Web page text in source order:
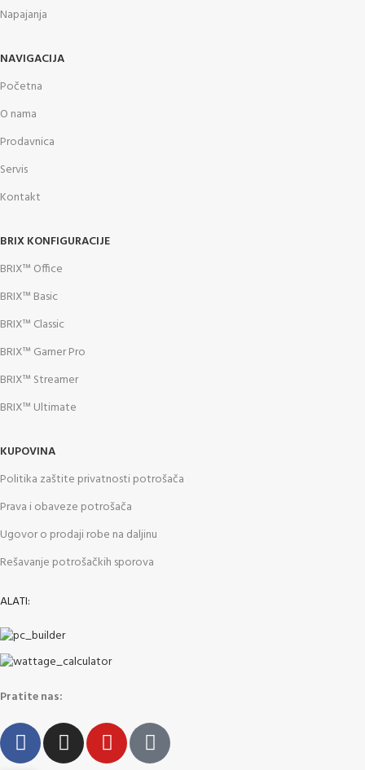
Napajanja
NAVIGACIJA
Početna
O nama
Prodavnica
Servis
Kontakt
BRIX KONFIGURACIJE
BRIX™ Office
BRIX™ Basic
BRIX™ Classic
BRIX™ Gamer Pro
BRIX™ Streamer
BRIX™ Ultimate
KUPOVINA
Politika zaštite privatnosti potrošača
Prava i obaveze potrošača
Ugovor o prodaji robe na daljinu
Rešavanje potrošačkih sporova
ALATI:
Pratite nas: